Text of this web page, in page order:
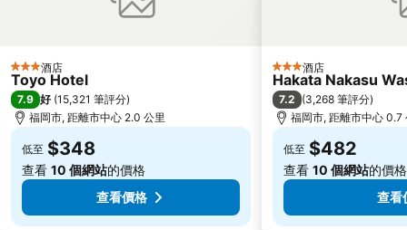
3 星級酒店
Toyo Hotel
7.9 好 (15,321 筆評分)
福岡市, 距離市中心 2.0 公里
低至 $348
查看 10 個網站的價格
查看價格
3 星級酒店
Hakata Nakasu
7.2 (3,268 筆評分)
福岡市, 距離市中心 0.7
低至 $482
查看 10 個網站的價格
查看